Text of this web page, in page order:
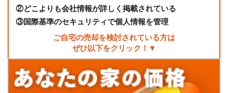
②どこよりも会社情報が詳しく掲載されている
③国際基準のセキュリティで個人情報を管理
ご自宅の売却を検討されている方は
ぜひ以下をクリック！▼